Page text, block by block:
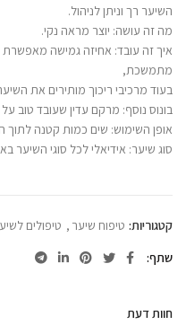
השיער רך וניתן לניהול.
מה זה עושה: יוצר מראה נקי.
איך זה עובד: אחיזה גמישה
מתמשכת,
בעוד מרכיבי ריכוך מותירים את
בונוס נוסף: מרקם עדין שעובד טוב
אופן השימוש: שים כמות קטנה לתוך
סוג שיער: אידיאלי לכל סוגי השיער
קטגוריות: טיפוח שיער , טיפולים
שתף
חוות דעת